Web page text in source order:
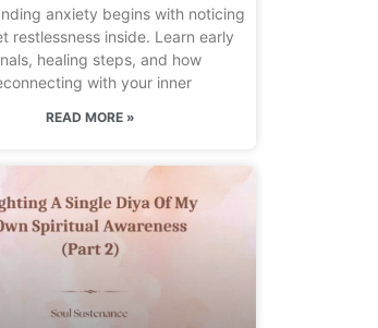
anxiety begins with noticing
restlessness inside. Learn early
healing steps, and how
with your inner
READ MORE »